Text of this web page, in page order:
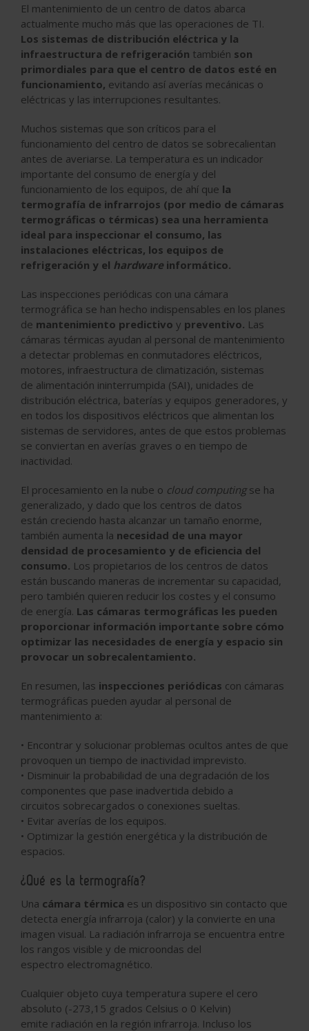
El mantenimiento de un centro de datos abarca
actualmente mucho más que las operaciones de TI.
Los sistemas de distribución eléctrica y la
infraestructura de refrigeración también son
primordiales para que el centro de datos esté en
funcionamiento, evitando así averías mecánicas o
eléctricas y las interrupciones resultantes.
Muchos sistemas que son críticos para el
funcionamiento del centro de datos se sobrecalientan
antes de averiarse. La temperatura es un indicador
importante del consumo de energía y del
funcionamiento de los equipos, de ahí que la
termografía de infrarrojos (por medio de cámaras
termográficas o térmicas) sea una herramienta
ideal para inspeccionar el consumo, las
instalaciones eléctricas, los equipos de
refrigeración y el hardware informático.
Las inspecciones periódicas con una cámara
termográfica se han hecho indispensables en los planes
de mantenimiento predictivo y preventivo. Las
cámaras térmicas ayudan al personal de mantenimiento
a detectar problemas en conmutadores eléctricos,
motores, infraestructura de climatización, sistemas
de alimentación ininterrumpida (SAI), unidades de
distribución eléctrica, baterías y equipos generadores, y
en todos los dispositivos eléctricos que alimentan los
sistemas de servidores, antes de que estos problemas
se conviertan en averías graves o en tiempo de
inactividad.
El procesamiento en la nube o cloud computingse ha
generalizado, y dado que los centros de datos
están creciendo hasta alcanzar un tamaño enorme,
también aumenta la necesidad de una mayor
densidad de procesamiento y de eficiencia del
consumo. Los propietarios de los centros de datos
están buscando maneras de incrementar su capacidad,
pero también quieren reducir los costes y el consumo
de energía. Las cámaras termográficas les pueden
proporcionar información importante sobre cómo
optimizar las necesidades de energía y espacio sin
provocar un sobrecalentamiento.
En resumen, las inspecciones periódicas con cámaras
termográficas pueden ayudar al personal de
mantenimiento a:
• Encontrar y solucionar problemas ocultos antes de que
provoquen un tiempo de inactividad imprevisto.
• Disminuir la probabilidad de una degradación de los
componentes que pase inadvertida debido a
circuitos sobrecargados o conexiones sueltas.
• Evitar averías de los equipos.
• Optimizar la gestión energética y la distribución de
espacios.
¿Qué es la termografía?
Una cámara térmica es un dispositivo sin contacto que
detecta energía infrarroja (calor) y la convierte en una
imagen visual. La radiación infrarroja se encuentra entre
los rangos visible y de microondas del
espectro electromagnético.
Cualquier objeto cuya temperatura supere el cero
absoluto (-273,15 grados Celsius o 0 Kelvin)
emite radiación en la región infrarroja. Incluso los